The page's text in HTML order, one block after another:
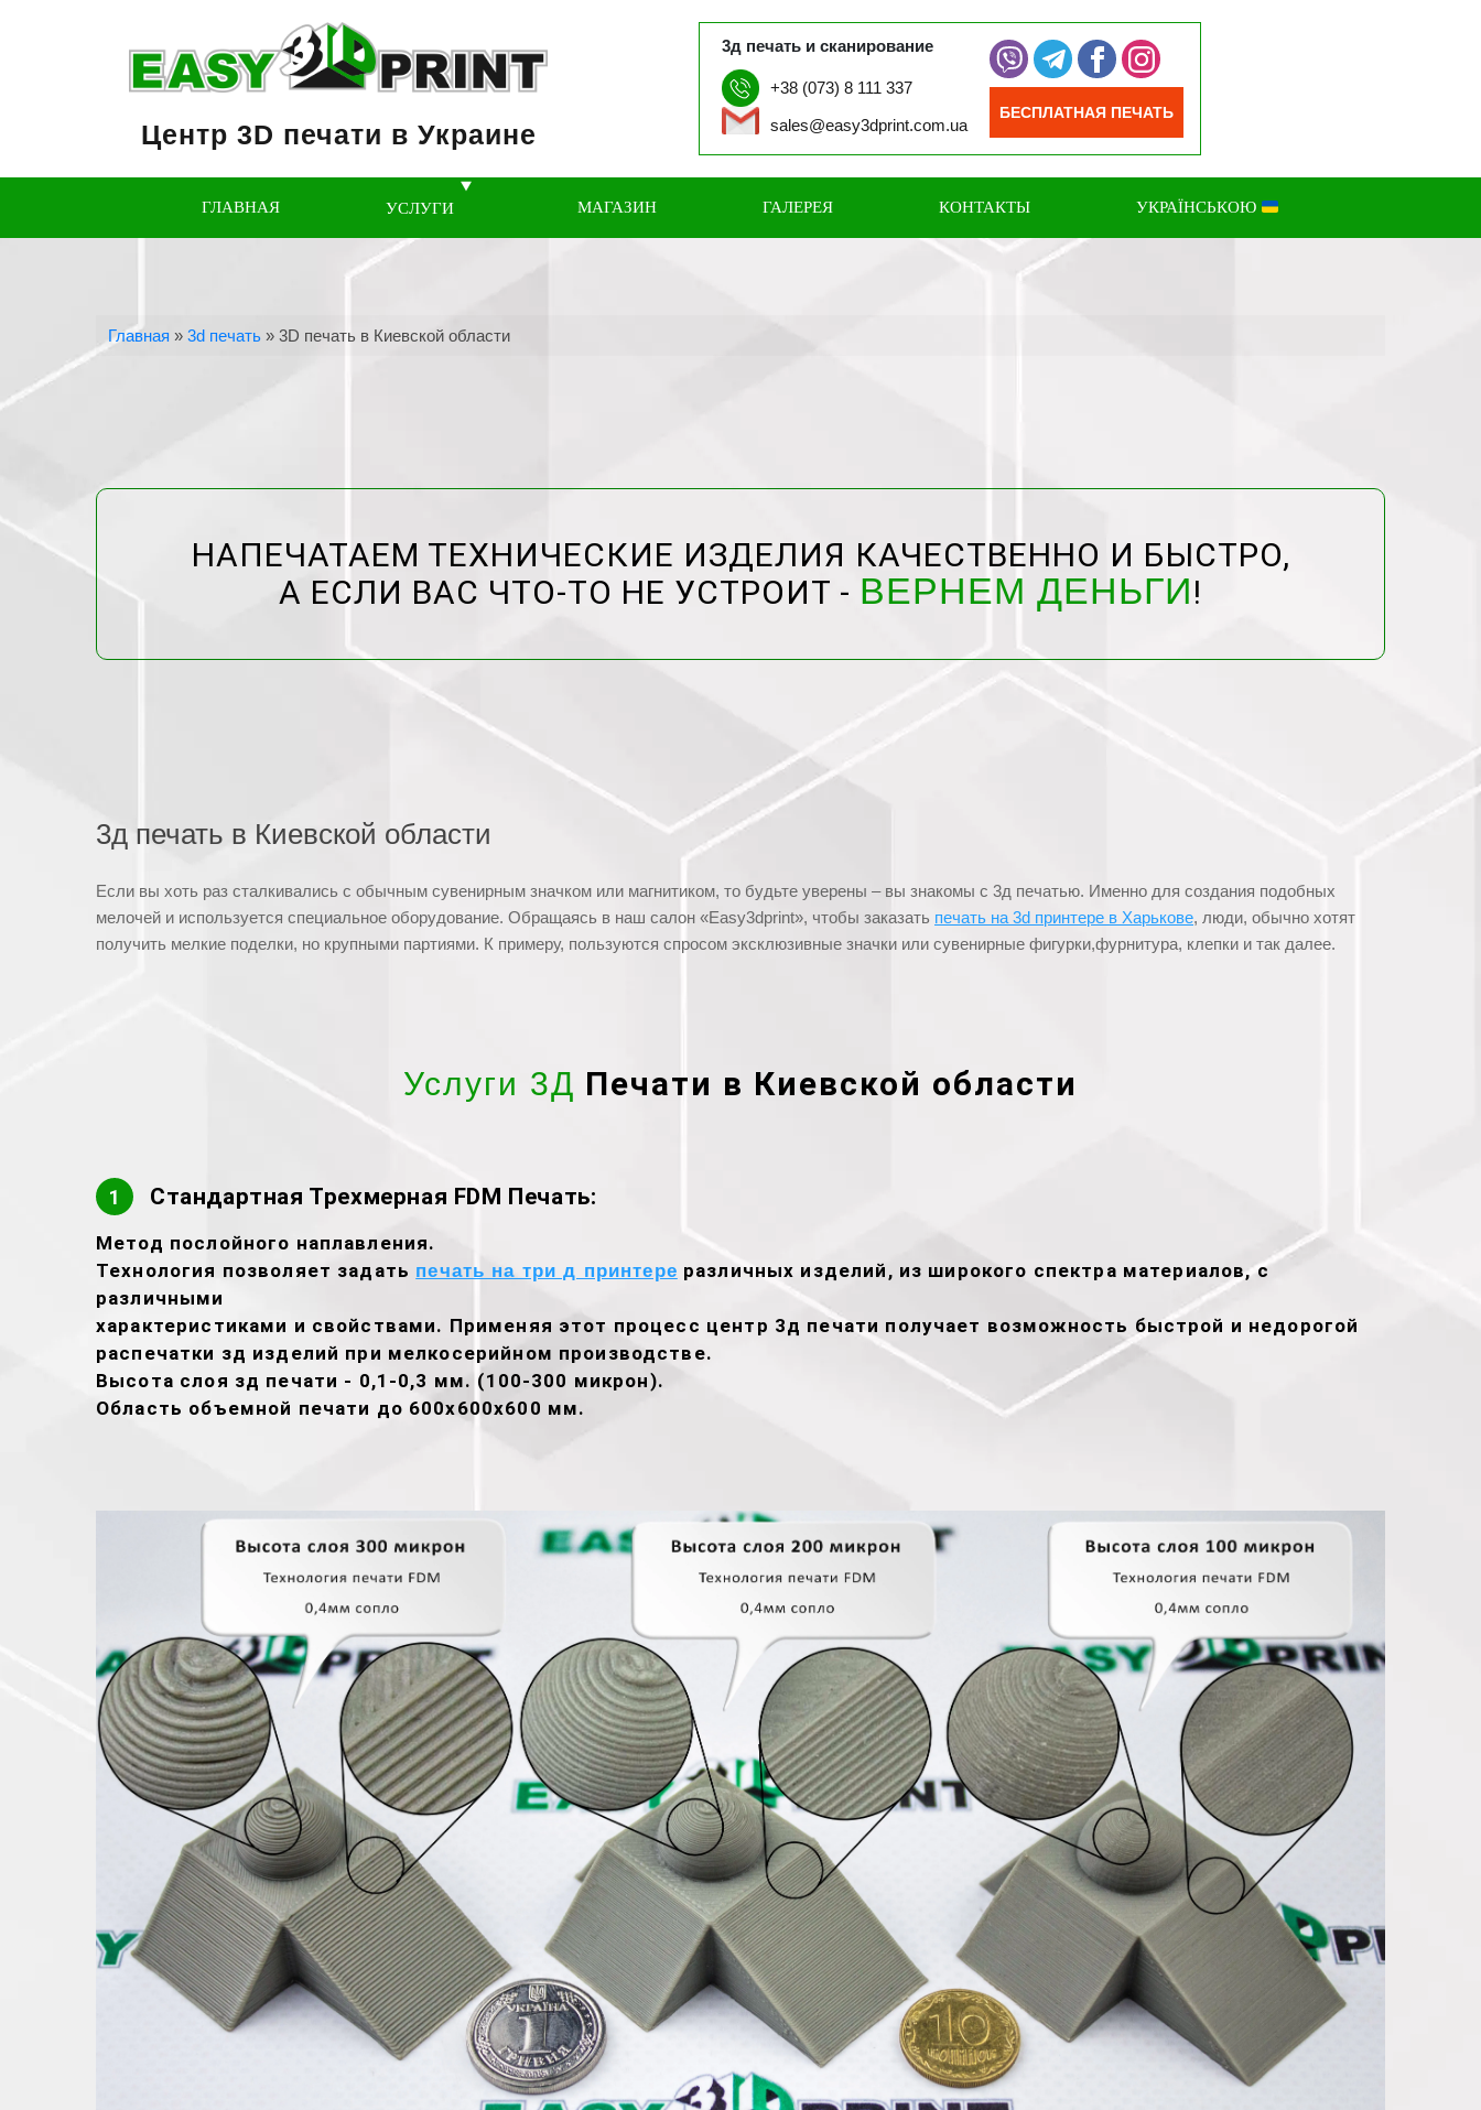
Центр 3D печати в Украине
3д печать и сканирование
+38 (073) 8 111 337
sales@easy3dprint.com.ua
БЕСПЛАТНАЯ ПЕЧАТЬ
ГЛАВНАЯ УСЛУГИ МАГАЗИН ГАЛЕРЕЯ КОНТАКТЫ УКРАЇНСЬКОЮ
Главная »3d печать »3D печать в Киевской области
НАПЕЧАТАЕМ ТЕХНИЧЕСКИЕ ИЗДЕЛИЯ КАЧЕСТВЕННО И БЫСТРО,
А ЕСЛИ ВАС ЧТО-ТО НЕ УСТРОИТ - ВЕРНЕМ ДЕНЬГИ!
3д печать в Киевской области
Если вы хоть раз сталкивались с обычным сувенирным значком или магнитиком, то будьте уверены – вы знакомы с 3д печатью. Именно для создания подобных
мелочей и используется специальное оборудование. Обращаясь в наш салон «Easy3dprint», чтобы заказать печать на 3d принтере в Харькове, люди, обычно хотят
получить мелкие поделки, но крупными партиями. К примеру, пользуются спросом эксклюзивные значки или сувенирные фигурки,фурнитура, клепки и так далее.
Услуги 3Д Печати в Киевской области
1 Стандартная Трехмерная FDM Печать:
Метод послойного наплавления.
Технология позволяет задать печать на три д принтере различных изделий, из широкого спектра материалов, с
различными
характеристиками и свойствами. Применяя этот процесс центр 3д печати получает возможность быстрой и недорогой
распечатки зд изделий при мелкосерийном производстве.
Высота слоя зд печати - 0,1-0,3 мм. (100-300 микрон).
Область объемной печати до 600х600х600 мм.